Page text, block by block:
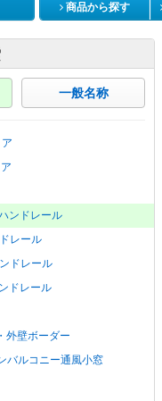
商品から探す
一般名称
ンドレール
レール
ドレール
ドレール
外壁ボーダー
バルコニー通風小窓